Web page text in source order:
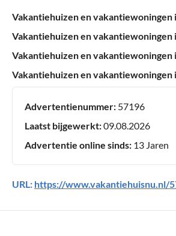
Vakantiehuizen en vakantiewoningen
Vakantiehuizen en vakantiewoningen
Vakantiehuizen en vakantiewoningen
Vakantiehuizen en
Advertentienummer: 57196
Laatst bijgewerkt:09.08.2026
Advertentie online sinds: 13 Jaren
URL: https://www.vakantiehuisnu.nl/